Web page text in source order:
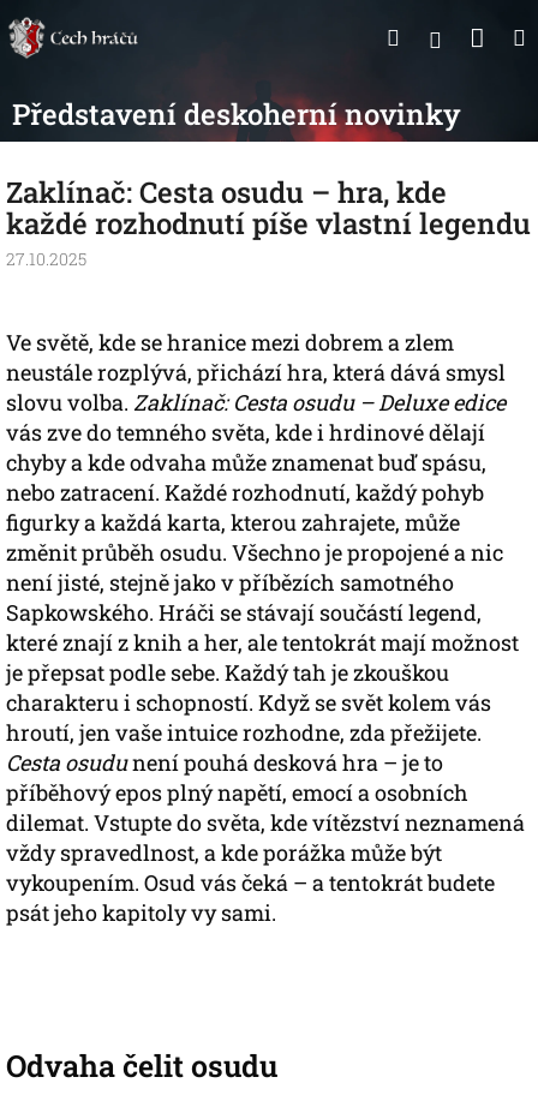
na
obsah
Hledat
Představení deskoherní novinky
Zaklínač: Cesta osudu – hra, kde
každé rozhodnutí píše vlastní legendu
27.10.2025
Ve světě, kde se hranice mezi dobrem a zlem
neustále rozplývá, přichází hra, která dává smysl
slovu volba. Zaklínač: Cesta osudu – Deluxe edice
vás zve do temného světa, kde i hrdinové dělají
chyby a kde odvaha může znamenat buď spásu,
nebo zatracení. Každé rozhodnutí, každý pohyb
figurky a každá karta, kterou zahrajete, může
změnit průběh osudu. Všechno je propojené a nic
není jisté, stejně jako v příbězích samotného
Sapkowského. Hráči se stávají součástí legend,
které znají z knih a her, ale tentokrát mají možnost
je přepsat podle sebe. Každý tah je zkouškou
charakteru i schopností. Když se svět kolem vás
hroutí, jen vaše intuice rozhodne, zda přežijete.
Cesta osudunení pouhá desková hra – je to
příběhový epos plný napětí, emocí a osobních
dilemat. Vstupte do světa, kde vítězství neznamená
vždy spravedlnost, a kde porážka může být
vykoupením. Osud vás čeká – a tentokrát budete
psát jeho kapitoly vy sami.
Odvaha čelit osudu